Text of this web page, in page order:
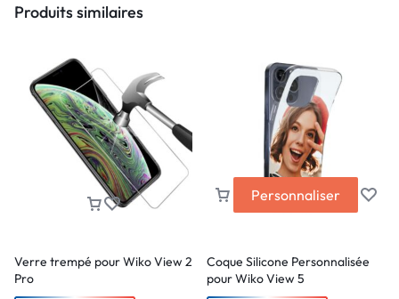
Produits similaires
Verre trempé pour Wiko View 2
Pro
Personnaliser
Coque Silicone Personnalisée
pour Wiko View 5